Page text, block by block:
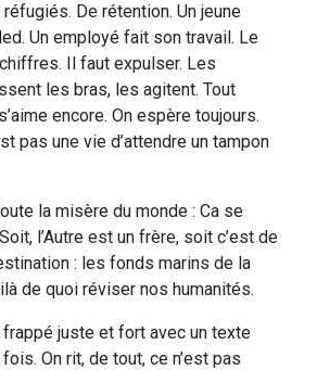
De rétention. Un jeune
Un employé fait son travail. Le
Il faut expulser. Les
les bras, les agitent. Tout
encore. On espère toujours.
pas une vie d’attendre un tampon
la misère du monde : Ca se
l’Autre est un frère, soit c’est de
: les fonds marins de la
de quoi réviser nos humanités.
juste et fort avec un texte
On rit, de tout, ce n’est pas